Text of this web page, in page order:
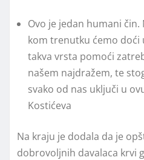
Ovo je jedan humani čin.
kom trenutku ćemo doći
takva vrsta pomoći
našem najdražem, te
svako od nas uključi u
Kostićeva
Na kraju je dodala da je
dobrovoljnih davalaca krvi